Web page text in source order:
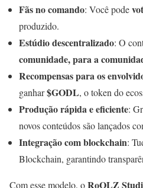
Fãs no comando: Você pode
produzido.
Estúdio descentralizado: O
comunidade, para a
Recompensas para os
ganhar$GODL, o token do
Produção rápida e eficiente:
novos conteúdos são lançados
Integração com blockchain:
Blockchain, garantindo
Com esse modelo, oRoOLZ